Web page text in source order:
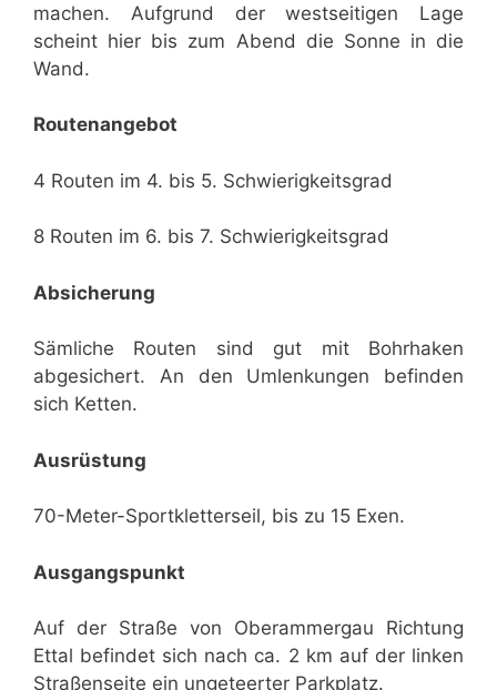
machen. Aufgrund der westseitigen Lage
scheint hier bis zum Abend die Sonne in die
Wand.
Routenangebot
4 Routen im 4. bis 5. Schwierigkeitsgrad
8 Routen im 6. bis 7. Schwierigkeitsgrad
Absicherung
Sämliche Routen sind gut mit Bohrhaken
abgesichert. An den Umlenkungen befinden
sich Ketten.
Ausrüstung
70-Meter-Sportkletterseil, bis zu 15 Exen.
Ausgangspunkt
Auf der Straße von Oberammergau Richtung
Ettal befindet sich nach ca. 2 km auf der linken
Straßenseite ein ungeteerter Parkplatz.